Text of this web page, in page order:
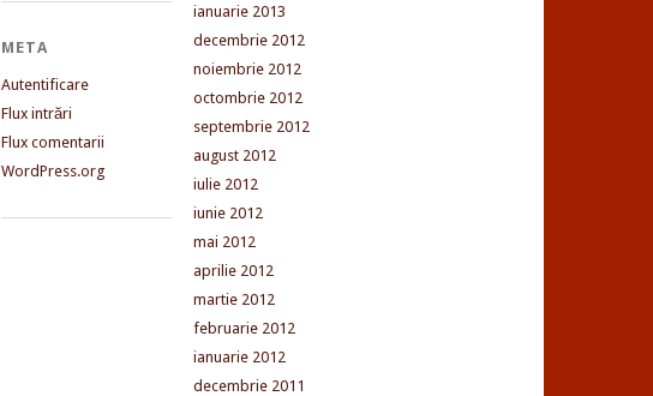
META
Autentificare
Flux intrări
Flux comentarii
WordPress.org
ianuarie 2013
decembrie 2012
noiembrie 2012
octombrie 2012
septembrie 2012
august 2012
iulie 2012
iunie 2012
mai 2012
aprilie 2012
martie 2012
februarie 2012
ianuarie 2012
decembrie 2011